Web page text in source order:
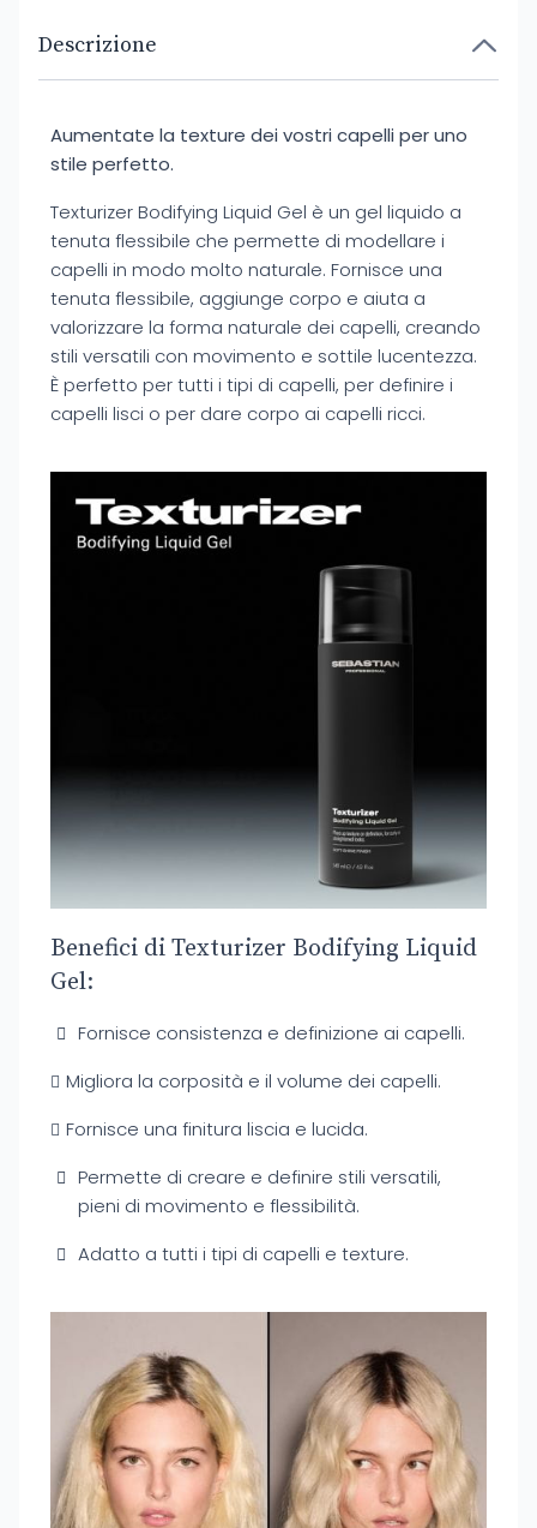
Descrizione
Aumentate la texture dei vostri capelli per uno
stile perfetto.
Texturizer Bodifying Liquid Gel è un gel liquido a
tenuta flessibile che permette di modellare i
capelli in modo molto naturale. Fornisce una
tenuta flessibile, aggiunge corpo e aiuta a
valorizzare la forma naturale dei capelli, creando
stili versatili con movimento e sottile lucentezza.
È perfetto per tutti i tipi di capelli, per definire i
capelli lisci o per dare corpo ai capelli ricci.
Benefici di Texturizer Bodifying Liquid
Gel:
Fornisce consistenza e definizione ai capelli.
Migliora la corposità e il volume dei capelli.
Fornisce una finitura liscia e lucida.
Permette di creare e definire stili versatili,
pieni di movimento e flessibilità.
Adatto a tutti i tipi di capelli e texture.